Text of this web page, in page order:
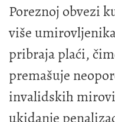
Poreznoj obvezi
više
pribraja plaći,
premašuje
invalidskih
ukidanje